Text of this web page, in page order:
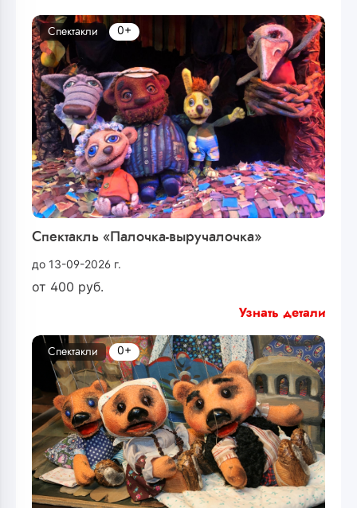
Спектакль «Палочка-выручалочка»
до 13-09-2026 г.
от 400 руб.
Спектакли 0+
Узнать детали
Спектакли 0+